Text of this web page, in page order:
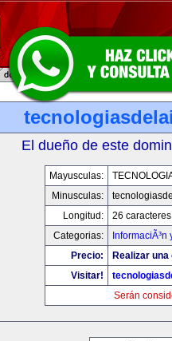
El dueño de este
Mayusculas:
Minusculas:
Longitud:
26 caracteres
Categorias:
InformaciÃ³n
Precio:
Realizar una
Visitar!
Serán